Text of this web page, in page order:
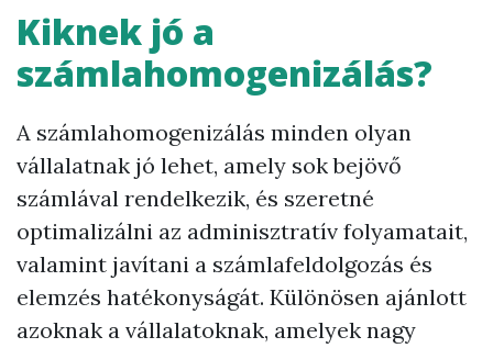
Kiknek jó a
számlahomogenizálás?
A számlahomogenizálás minden olyan
vállalatnak jó lehet, amely sok bejövő
számlával rendelkezik, és szeretné
optimalizálni az adminisztratív folyamatait,
valamint javítani a számlafeldolgozás és
elemzés hatékonyságát. Különösen ajánlott
azoknak a vállalatoknak, amelyek nagy